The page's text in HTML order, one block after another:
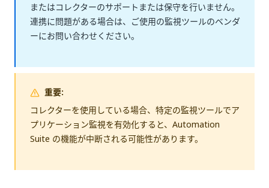
またはコレクターのサポートまたは保守を行いません。
連携に問題がある場合は、ご使用の監視ツールのベンダ
ーにお問い合わせください。
重要:
コレクターを使用している場合、特定の監視ツールでア
プリケーション監視を有効化すると、Automation
Suite の機能が中断される可能性があります。